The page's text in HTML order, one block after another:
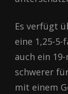
Es verfügt
eine 1,25-
auch ein
schwerer für
mit einem